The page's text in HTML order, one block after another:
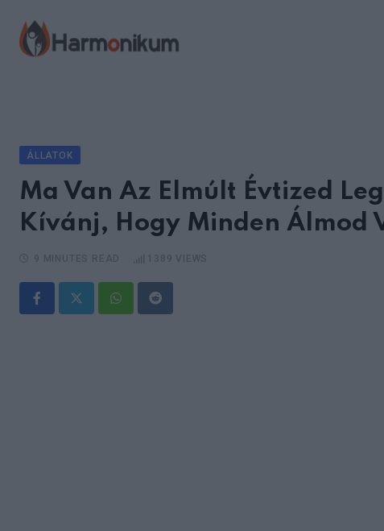
content
ÁLLATOK
Ma Van Az Elmúlt Évtized
Kívánj, Hogy Minden Álmod
WhatsappReddit